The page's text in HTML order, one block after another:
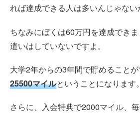
れば達成できる人は多いんじゃない
ちなみにぼくは60万円を達成でき
遣いはしていないですよ。
大学2年からの3年間で貯めることが
25500マイルということになります。
さらに、入会特典で2000マイル、